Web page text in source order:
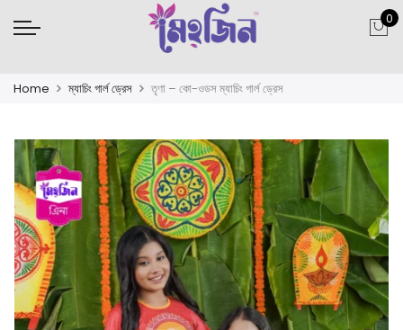
0
Home ম্যাচিং গার্ল ড্রেস তৃণা – কো-ওডস ম্যাচিং গার্ল ড্রেস